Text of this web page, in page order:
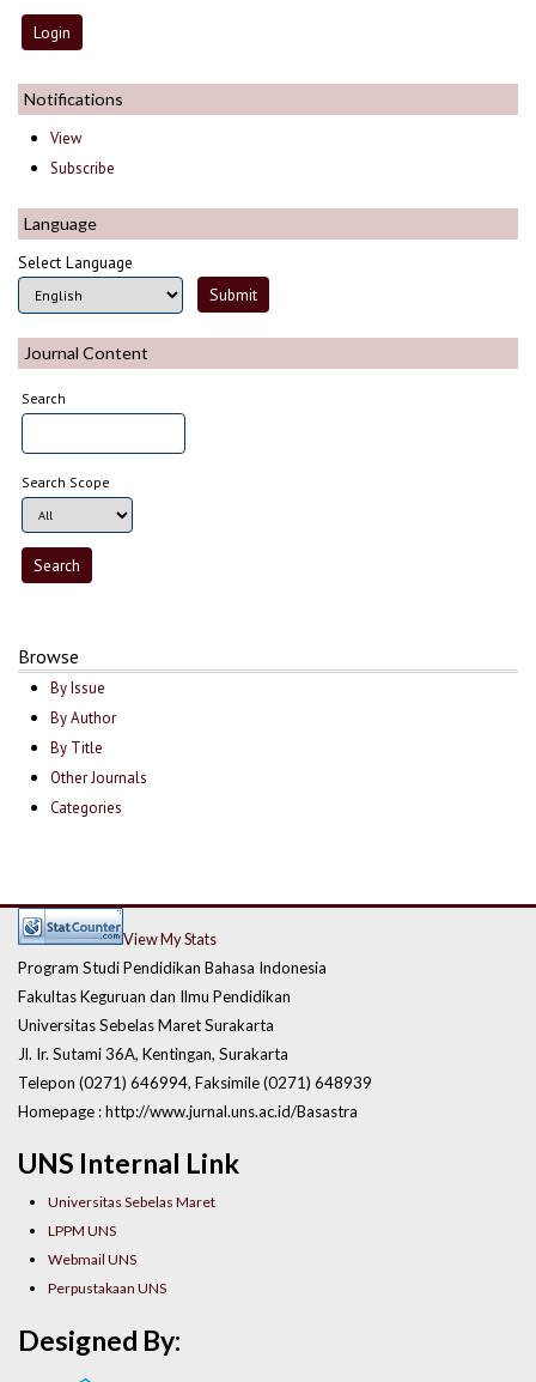
Notifications
View
Subscribe
Language
Select Language
Journal Content
Search
Search Scope
Browse
By Issue
By Author
By Title
Other Journals
Categories
UNS Internal Link
Universitas Sebelas Maret
LPPM UNS
Webmail UNS
Perpustakaan UNS
View My Stats
Program Studi Pendidikan Bahasa Indonesia
Fakultas Keguruan dan Ilmu Pendidikan
Universitas Sebelas Maret Surakarta
Jl. Ir. Sutami 36A, Kentingan, Surakarta
Telepon (0271) 646994, Faksimile (0271) 648939
Homepage : http://www.jurnal.uns.ac.id/Basastra
Designed By: